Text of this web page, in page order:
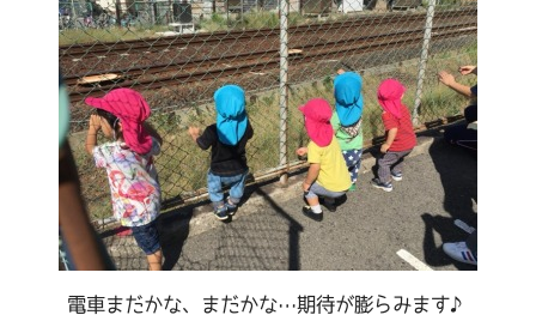
電車まだかな、まだかな…期待が膨らみます♪